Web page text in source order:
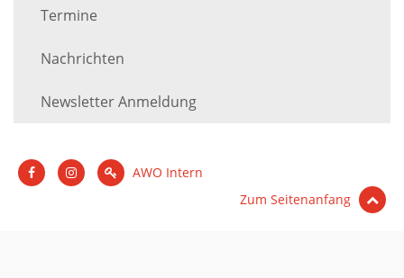
Termine
Nachrichten
Newsletter Anmeldung
AWO Intern
Zum Seitenanfang